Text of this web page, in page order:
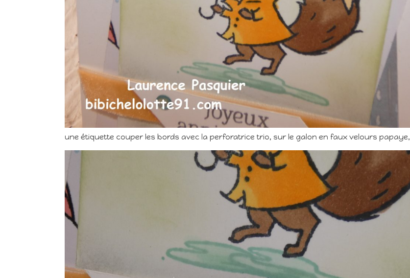
une étiquette couper les bords avec la perforatrice trio, sur le galon en faux velours papaye,